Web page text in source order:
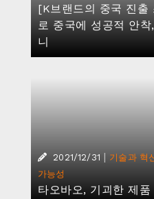
[K브랜드의 중국 진
로 중국에 성공적 안
니
2021/12/31 | 기술과 혁
가능성
타오바오, 기괴한 제품